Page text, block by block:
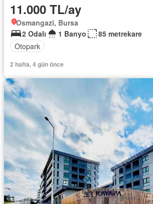
11.000 TL/ay
Osmangazi, Bursa
2 Odalı
1 Banyo
85 metrekare
Otopark
2 hafta, 4 gün önce